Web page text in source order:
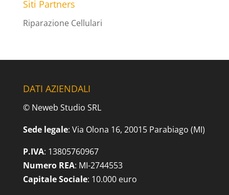
Siti Partners
Riparazione Cellulari
DATI AZIENDALI
© Neweb Studio SRL
Sede legale: Via Olona 16, 20015 Parabiago (MI)
P.IVA: 13805760967
Numero REA: MI-2744553
Capitale Sociale: 10.000 euro